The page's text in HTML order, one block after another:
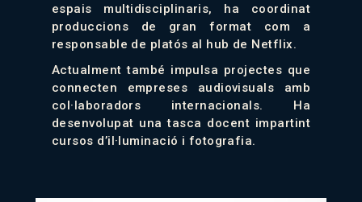
espais multidisciplinaris, ha coordinat
produccions de gran format com a
responsable de platós al hub de Netflix.
Actualment també impulsa projectes que
connecten empreses audiovisuals amb
col·laboradors internacionals. Ha
desenvolupat una tasca docent impartint
cursos d’il·luminació i fotografia.